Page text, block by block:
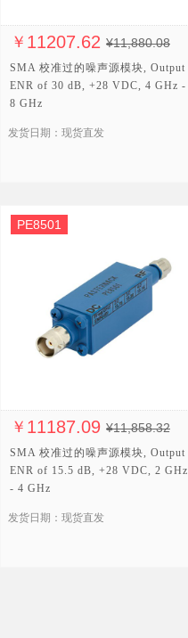
￥ 11207.62 ¥11,880.08
SMA 校准过的噪声源模块, Output
ENR of 30 dB, +28 VDC, 4 GHz -
8 GHz
发货日期：现货直发
￥ 11187.09 ¥11,858.32
PE8501
SMA 校准过的噪声源模块, Output
ENR of 15.5 dB, +28 VDC, 2 GHz
- 4 GHz
发货日期：现货直发